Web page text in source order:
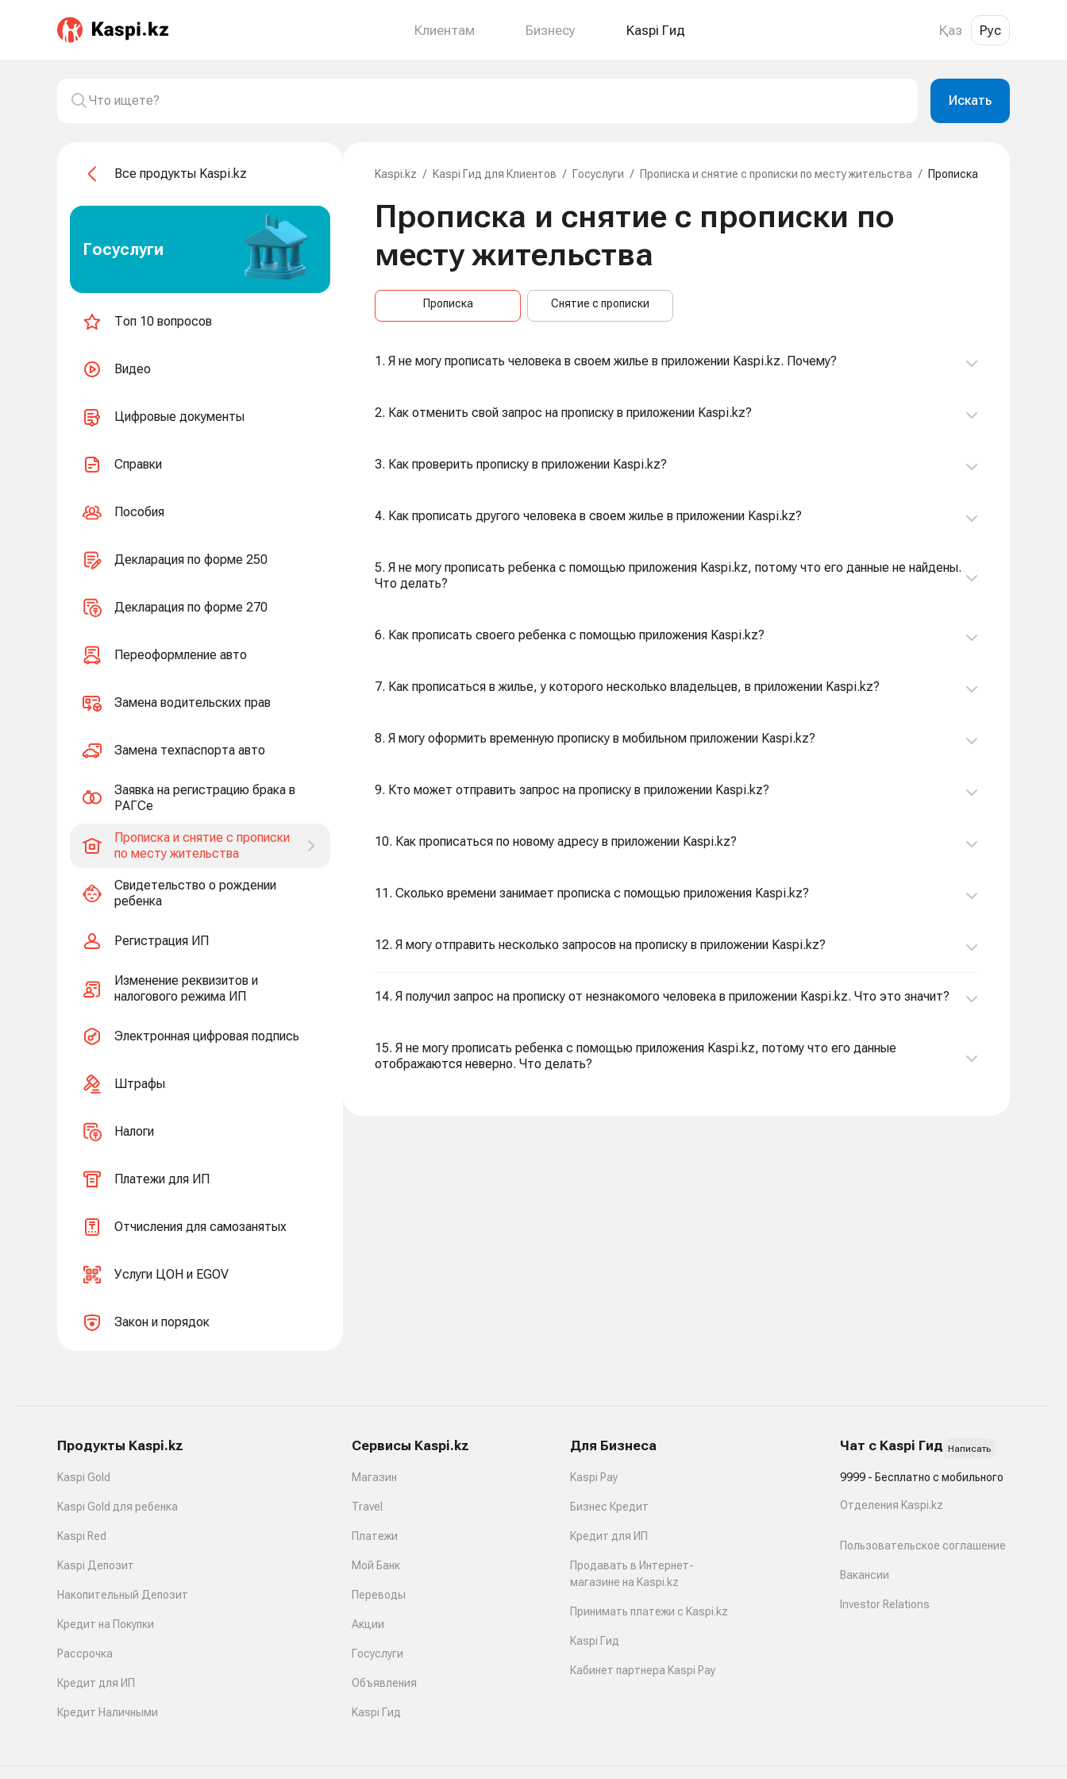
Клиентам Бизнесу Kaspi Гид Қаз Рус
Искать
Все продукты Kaspi.kz
Госуслуги
Топ 10 вопросов
Видео
Цифровые документы
Справки
Пособия
Декларация по форме 250
Декларация по форме 270
Переоформление авто
Замена водительских прав
Замена техпаспорта авто
Заявка на регистрацию брака в
РАГСе
Прописка и снятие с прописки
по месту жительства
Свидетельство о рождении
ребенка
Регистрация ИП
Изменение реквизитов и
налогового режима ИП
Электронная цифровая подпись
Штрафы
Налоги
Платежи для ИП
Отчисления для самозанятых
Услуги ЦОН и EGOV
Закон и порядок
Kaspi.kz / Kaspi Гид для Клиентов / Госуслуги / Прописка и снятие с прописки по месту жительства / Прописка
Прописка и снятие с прописки по
месту жительства
Прописка Снятие с прописки
1. Я не могу прописать человека в своем жилье в приложении Kaspi.kz. Почему?
2. Как отменить свой запрос на прописку в приложении Kaspi.kz?
3. Как проверить прописку в приложении Kaspi.kz?
4. Как прописать другого человека в своем жилье в приложении Kaspi.kz?
5. Я не могу прописать ребенка с помощью приложения Kaspi.kz, потому что его данные не найдены.
Что делать?
6. Как прописать своего ребенка с помощью приложения Kaspi.kz?
7. Как прописаться в жилье, у которого несколько владельцев, в приложении Kaspi.kz?
8. Я могу оформить временную прописку в мобильном приложении Kaspi.kz?
9. Кто может отправить запрос на прописку в приложении Kaspi.kz?
10. Как прописаться по новому адресу в приложении Kaspi.kz?
11. Сколько времени занимает прописка с помощью приложения Kaspi.kz?
12. Я могу отправить несколько запросов на прописку в приложении Kaspi.kz?
14. Я получил запрос на прописку от незнакомого человека в приложении Kaspi.kz. Что это значит?
15. Я не могу прописать ребенка с помощью приложения Kaspi.kz, потому что его данные
отображаются неверно. Что делать?
Продукты Kaspi.kz
Kaspi Gold
Kaspi Gold для ребенка
Kaspi Red
Kaspi Депозит
Накопительный Депозит
Кредит на Покупки
Рассрочка
Кредит для ИП
Кредит Наличными
Сервисы Kaspi.kz
Магазин
Travel
Платежи
Мой Банк
Переводы
Акции
Госуслуги
Объявления
Kaspi Гид
Для Бизнеса
Kaspi Pay
Бизнес Кредит
Кредит для ИП
Продавать в Интернет-
магазине на Kaspi.kz
Принимать платежи с Kaspi.kz
Kaspi Гид
Кабинет партнера Kaspi Pay
Чат с Kaspi Гид Написать
9999 - Бесплатно с мобильного
Отделения Kaspi.kz
Пользовательское соглашение
Вакансии
Investor Relations